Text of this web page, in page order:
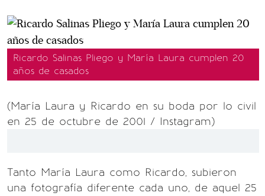
Ricardo Salinas Pliego y María Laura cumplen 20
años de casados
(María Laura y Ricardo en su boda por lo civil
en 25 de octubre de 2001 / Instagram)
Tanto María Laura como Ricardo, subieron
una fotografía diferente cada uno, de aquel 25